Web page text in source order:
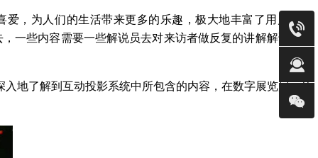
爱，为人们的生活带来更多的乐趣，极大地丰富了用户的体
一些内容需要一些解说员去对来访者做反复的讲解解说。花
地了解到互动投影系统中所包含的内容，在数字展览展示的